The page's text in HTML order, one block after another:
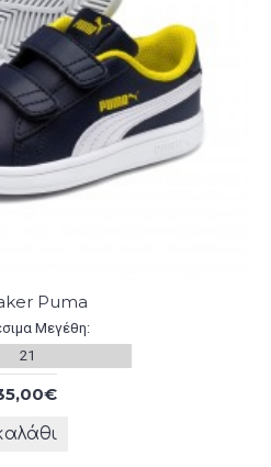
Puma
Μεγέθη:
21